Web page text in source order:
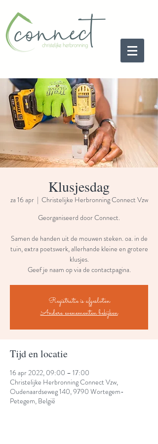
Klusjesdag
za 16 apr
  |
Christelijke Herbronning Connect Vzw
Georganiseerd door Connect.
Samen de handen uit de mouwen steken. oa. in de
tuin, extra poetswerk, allerhande kleine en grotere
klusjes.
Geef je naam op via de contactpagina.
Registratie is afgesloten
Andere evenementen bekijken
Tijd en locatie
16 apr 2022, 09:00 – 17:00
Christelijke Herbronning Connect Vzw,
Oudenaardseweg 140, 9790 Wortegem-
Petegem, België